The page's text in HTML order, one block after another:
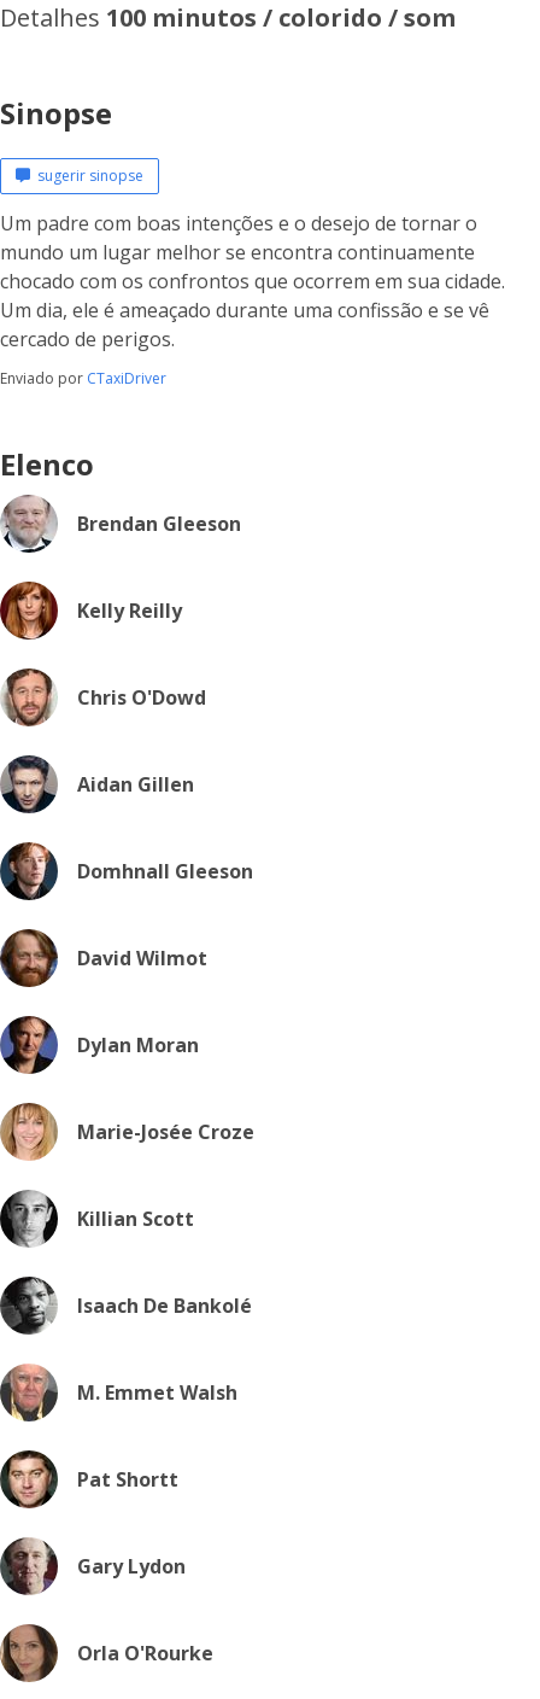
Detalhes 100 minutos / colorido / som
Sinopse
sugerir sinopse
Um padre com boas intenções e o desejo de tornar o
mundo um lugar melhor se encontra continuamente
chocado com os confrontos que ocorrem em sua cidade.
Um dia, ele é ameaçado durante uma confissão e se vê
cercado de perigos.
Enviado por CTaxiDriver
Elenco
Brendan Gleeson
Kelly Reilly
Chris O'Dowd
Aidan Gillen
Domhnall Gleeson
David Wilmot
Dylan Moran
Marie-Josée Croze
Killian Scott
Isaach De Bankolé
M. Emmet Walsh
Pat Shortt
Gary Lydon
Orla O'Rourke